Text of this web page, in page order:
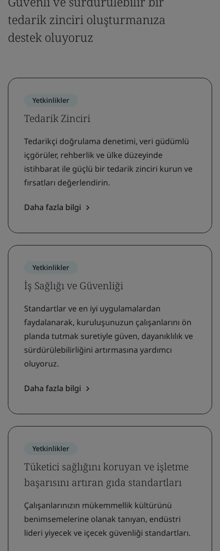
tedarik zinciri oluşturmanıza
destek oluyoruz
Yetkinlikler
Tedarik Zinciri
Tedarikçi doğrulama denetimi, veri güdümlü
içgörüler, rehberlik ve ülke düzeyinde
istihbarat ile güçlü bir tedarik zinciri kurun ve
fırsatları değerlendirin.
Daha fazla bilgi
Yetkinlikler
İş Sağlığı ve Güvenliği
Standartlar ve en iyi uygulamalardan
faydalanarak, kuruluşunuzun çalışanlarını ön
planda tutmak suretiyle güven, dayanıklılık ve
sürdürülebilirliğini artırmasına yardımcı
oluyoruz.
Daha fazla bilgi
Yetkinlikler
Tüketici sağlığını koruyan ve işletme
başarısını artıran gıda standartları
Çalışanlarınızın mükemmellik kültürünü
benimsemelerine olanak tanıyan, endüstri
lideri yiyecek ve içecek güvenliği standartları.